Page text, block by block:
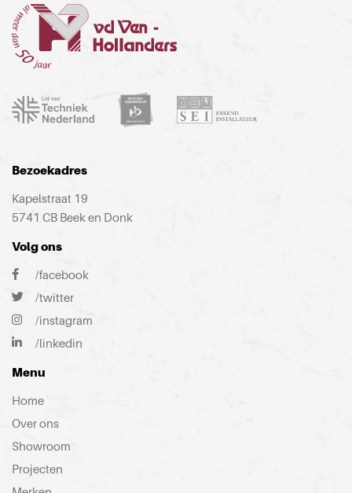
Bezoekadres
Kapelstraat 19
5741 CB Beek en Donk
Volg ons
/facebook
/twitter
/instagram
/linkedin
Menu
Home
Over ons
Showroom
Projecten